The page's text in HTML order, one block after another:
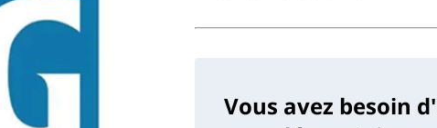
Vous avez besoin